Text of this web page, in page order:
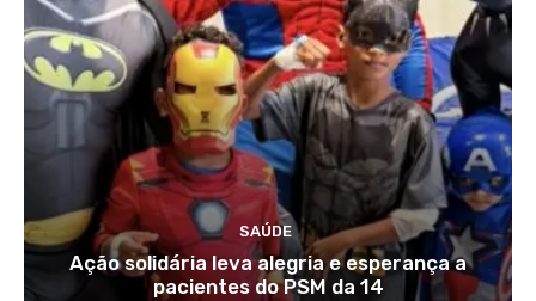
SAÚDE
Ação solidária leva alegria e esperança a
pacientes do PSM da 14